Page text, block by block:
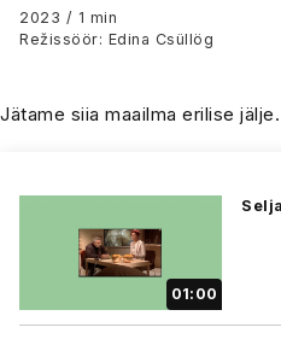
2023 / 1 min
Režissöör: Edina Csüllög
Jätame siia maailma erilise jälje.
01:00